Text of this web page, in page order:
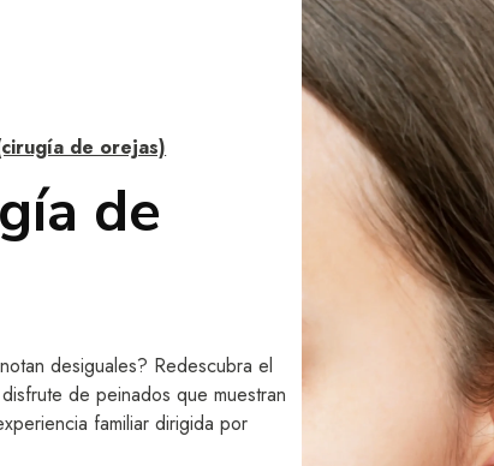
de orejas)
de
desiguales? Redescubra el
de peinados que muestran
familiar dirigida por